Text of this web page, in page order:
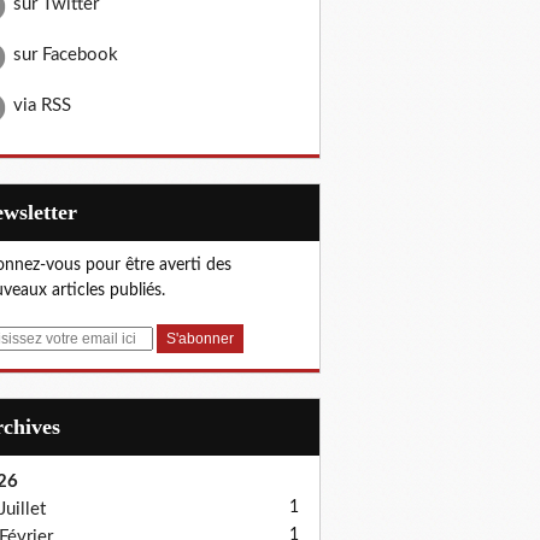
sur Twitter
sur Facebook
via RSS
vous pour être averti des
articles publiés.
Juillet
1
1